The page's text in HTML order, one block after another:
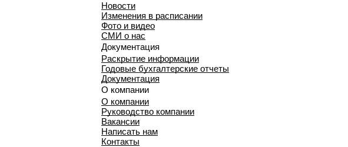
Новости
Изменения в расписании
Фото и видео
СМИ о нас
Документация
Раскрытие информации
Годовые бухгалтерские отчеты
Документация
О компании
О компании
Руководство компании
Вакансии
Написать нам
Контакты